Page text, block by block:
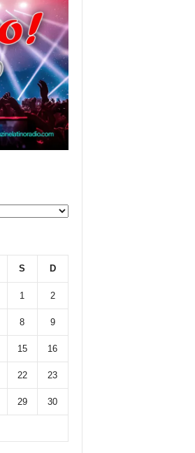
S D
1 2
8 9
15 16
22 23
29 30